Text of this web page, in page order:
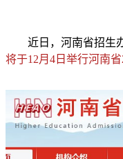
近日，河南省招生办
将于12月4日举行河南